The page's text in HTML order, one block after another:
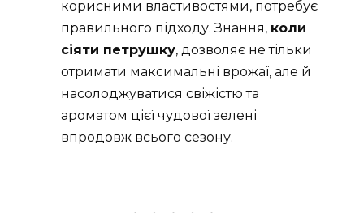
корисними властивостями, потребує
правильного підходу. Знання, коли
сіяти петрушку, дозволяє не тільки
отримати максимальні врожаї, але й
насолоджуватися свіжістю та
ароматом цієї чудової зелені
впродовж всього сезону.